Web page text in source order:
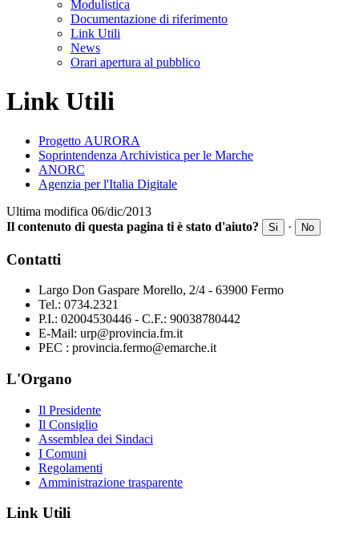
Modulistica
Documentazione di riferimento
Link Utili
News
Orari apertura al pubblico
Link Utili
Progetto AURORA
Soprintendenza Archivistica per le Marche
ANORC
Agenzia per l'Italia Digitale
Ultima modifica 06/dic/2013
Il contenuto di questa pagina ti è stato d'aiuto?
Si · No
Contatti
Largo Don Gaspare Morello, 2/4 - 63900 Fermo
Tel.: 0734.2321
P.I.: 02004530446 - C.F.: 90038780442
E-Mail: urp@provincia.fm.it
PEC : provincia.fermo@emarche.it
L'Organo
Il Presidente
Il Consiglio
Assemblea dei Sindaci
I Comuni
Regolamenti
Amministrazione trasparente
Link Utili